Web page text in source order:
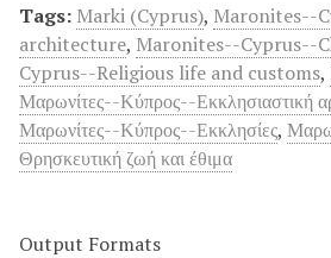
Tags: Marki (Cyprus), Maronites--
architecture, Maronites--Cyprus--
Cyprus--Religious life and customs,
Μαρωνίτες--Κύπρος--Εκκλησιαστική
Μαρωνίτες--Κύπρος--Εκκλησίες,
Θρησκευτική ζωή και έθιμα
Output Formats